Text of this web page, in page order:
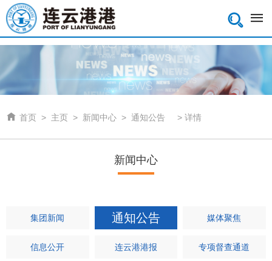

 首页 > 主页 > 新闻中心 > 通知公告 > 详情
新闻中心
集团新闻 通知公告 媒体聚焦
信息公开 连云港港报 专项督查通道